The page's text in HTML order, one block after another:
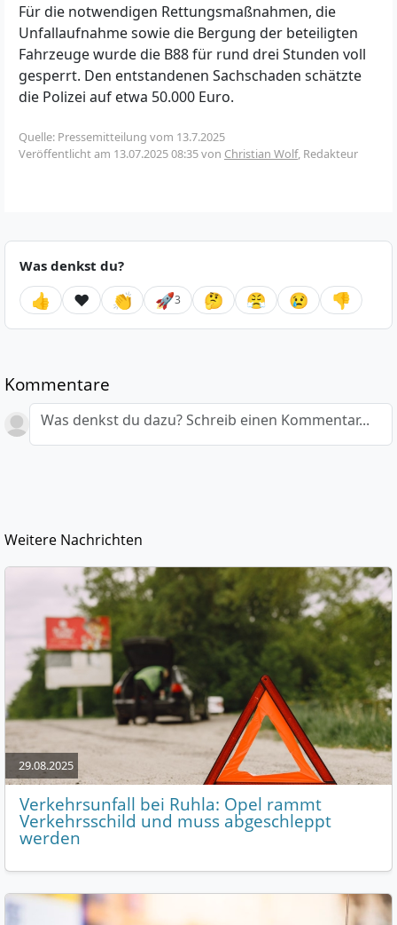
Für die notwendigen Rettungsmaßnahmen, die
Unfallaufnahme sowie die Bergung der beteiligten
Fahrzeuge wurde die B88 für rund drei Stunden voll
gesperrt. Den entstandenen Sachschaden schätzte
die Polizei auf etwa 50.000 Euro.
Quelle: Pressemitteilung vom 13.7.2025
Veröffentlicht am 13.07.2025 08:35von Christian Wolf, Redakteur
Was denkst du?
👍 ❤️ 👏 🚀3 🤔 😤 😢 👎
Kommentare
Was denkst du dazu? Schreib einen Kommentar...
Weitere Nachrichten
29.08.2025
Verkehrsunfall bei Ruhla: Opel rammt
Verkehrsschild und muss abgeschleppt
werden